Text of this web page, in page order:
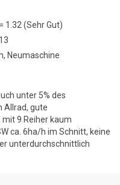
= 1.32 (Sehr Gut)
Neumaschine
unter 5% des
Allrad, gute
mit 9 Reiher kaum
ca. 6ha/h im Schnitt, keine
unterdurchschnittlich